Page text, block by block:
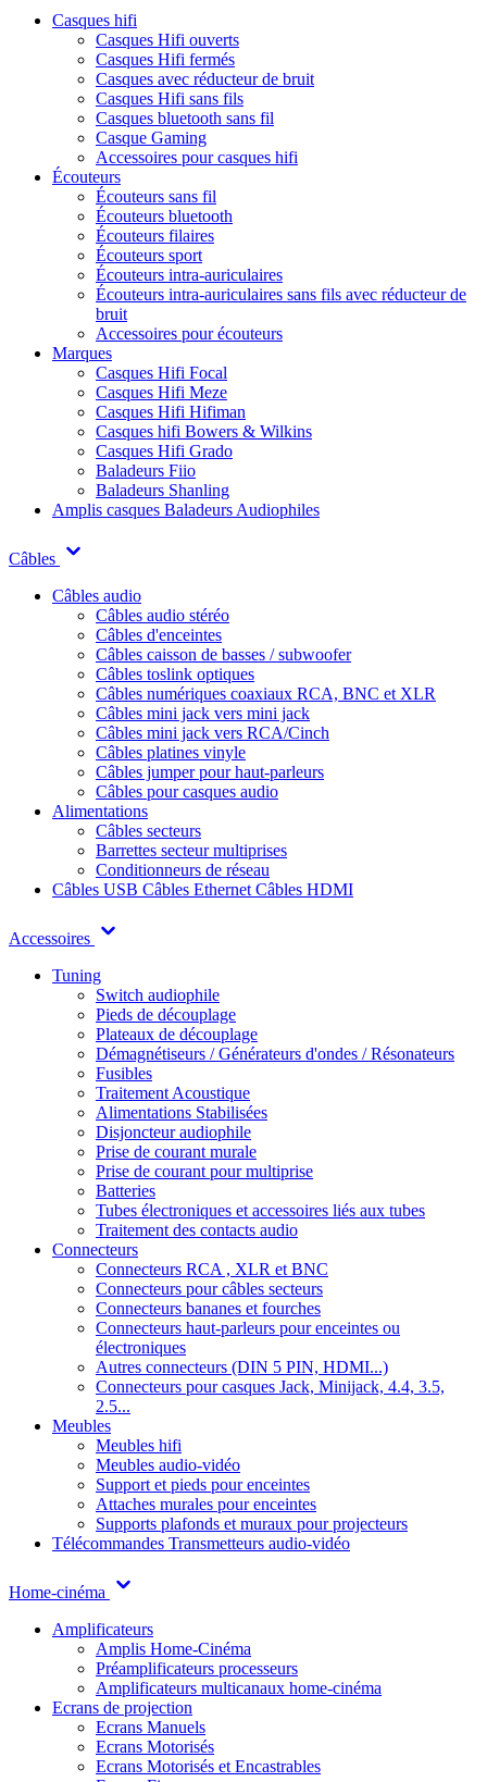
Casques hifi
Casques Hifi ouverts
Casques Hifi fermés
Casques avec réducteur de bruit
Casques Hifi sans fils
Casques bluetooth sans fil
Casque Gaming
Accessoires pour casques hifi
Écouteurs
Écouteurs sans fil
Écouteurs bluetooth
Écouteurs filaires
Écouteurs sport
Écouteurs intra-auriculaires
Écouteurs intra-auriculaires sans fils avec réducteur de
bruit
Accessoires pour écouteurs
Marques
Casques Hifi Focal
Casques Hifi Meze
Casques Hifi Hifiman
Casques hifi Bowers & Wilkins
Casques Hifi Grado
Baladeurs Fiio
Baladeurs Shanling
Amplis casques Baladeurs Audiophiles
Câbles
Câbles audio
Câbles audio stéréo
Câbles d'enceintes
Câbles caisson de basses / subwoofer
Câbles toslink optiques
Câbles numériques coaxiaux RCA, BNC et XLR
Câbles mini jack vers mini jack
Câbles mini jack vers RCA/Cinch
Câbles platines vinyle
Câbles jumper pour haut-parleurs
Câbles pour casques audio
Alimentations
Câbles secteurs
Barrettes secteur multiprises
Conditionneurs de réseau
Câbles USB Câbles Ethernet Câbles HDMI
Accessoires
Tuning
Switch audiophile
Pieds de découplage
Plateaux de découplage
Démagnétiseurs / Générateurs d'ondes / Résonateurs
Fusibles
Traitement Acoustique
Alimentations Stabilisées
Disjoncteur audiophile
Prise de courant murale
Prise de courant pour multiprise
Batteries
Tubes électroniques et accessoires liés aux tubes
Traitement des contacts audio
Connecteurs
Connecteurs RCA , XLR et BNC
Connecteurs pour câbles secteurs
Connecteurs bananes et fourches
Connecteurs haut-parleurs pour enceintes ou
électroniques
Autres connecteurs (DIN 5 PIN, HDMI...)
Connecteurs pour casques Jack, Minijack, 4.4, 3.5,
2.5...
Meubles
Meubles hifi
Meubles audio-vidéo
Support et pieds pour enceintes
Attaches murales pour enceintes
Supports plafonds et muraux pour projecteurs
Télécommandes Transmetteurs audio-vidéo
Home-cinéma
Amplificateurs
Amplis Home-Cinéma
Préamplificateurs processeurs
Amplificateurs multicanaux home-cinéma
Ecrans de projection
Ecrans Manuels
Ecrans Motorisés
Ecrans Motorisés et Encastrables